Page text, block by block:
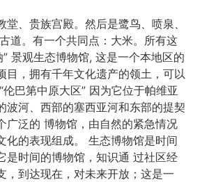
、贵族宫殿。然后是鹭鸟、喷泉、
道。有一个共同点：大米。所有这
景观生态博物馆, 这是一个本地区的
目，拥有千年文化遗产的领土，可以
巴第中原大区” 因为它位于帕维亚
波河、西部的塞西亚河和东部的提契
广泛的 博物馆，由自然的紧急情况
化的表现组成。 生态博物馆是时间
是时间的博物馆，知识通 过社区经
，到达现在，对未来开放；这是一